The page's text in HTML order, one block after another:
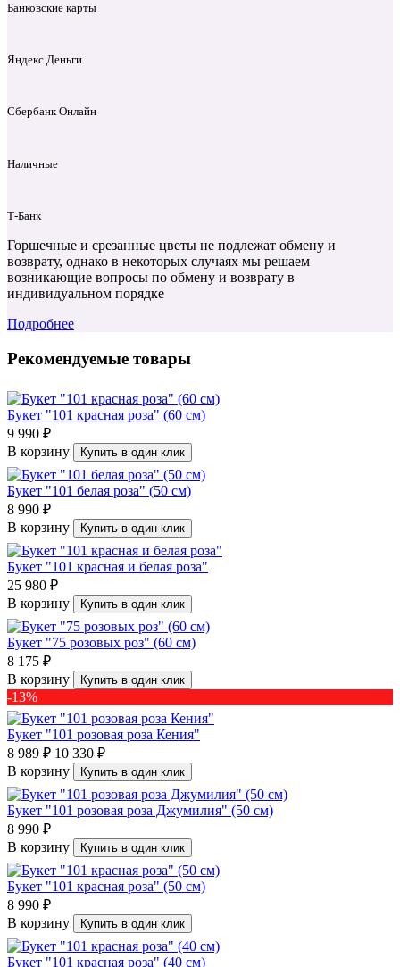
Банковские карты
Яндекс.Деньги
Сбербанк Онлайн
Наличные
Т‑Банк
Горшечные и срезанные цветы не подлежат обмену и
возврату, однако в некоторых случаях мы решаем
возникающие вопросы по обмену и возврату в
индивидуальном порядке
Подробнее
Рекомендуемые товары
Букет "101 красная роза" (60 см)
9 990 ₽
В корзину
Купить в один клик
Букет "101 белая роза" (50 см)
8 990 ₽
В корзину
Купить в один клик
Букет "101 красная и белая роза"
25 980 ₽
В корзину
Купить в один клик
Букет "75 розовых роз" (60 см)
8 175 ₽
В корзину
Купить в один клик
-13%
Букет "101 розовая роза Кения"
8 989 ₽ 10 330 ₽
В корзину
Купить в один клик
Букет "101 розовая роза Джумилия" (50 см)
8 990 ₽
В корзину
Купить в один клик
Букет "101 красная роза" (50 см)
8 990 ₽
В корзину
Купить в один клик
Букет "101 красная роза" (40 см)